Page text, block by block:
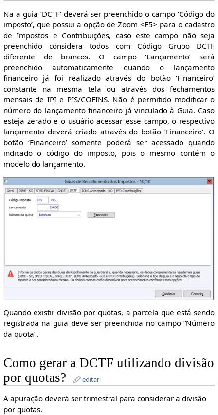
Na a guia ‘DCTF’ deverá ser preenchido o campo ‘Código do
imposto’, que possui a opção de Zoom <F5> para o cadastro
de Impostos e Contribuições, caso este campo não seja
preenchido considera todos com Código Grupo DCTF
diferente de brancos. O campo ‘Lançamento’ será
preenchido automaticamente quando o lançamento
financeiro já foi realizado através do botão ‘Financeiro’
constante na mesma tela ou através dos fechamentos
mensais de IPI e PIS/COFINS. Não é permitido modificar o
número do lançamento financeiro já vinculado à Guia. Caso
esteja zerado e o usuário acessar esse campo, o respectivo
lançamento deverá criado através do botão ‘Financeiro’. O
botão ‘Financeiro’ somente poderá ser acessado quando
indicado o código do imposto, pois o mesmo contém o
modelo do lançamento.
Quando existir divisão por quotas, a parcela que está sendo
registrada na guia deve ser preenchida no campo “Número
da quota”.
Como gerar a DCTF utilizando divisão
por quotas?
editar
A apuração deverá ser trimestral para considerar a divisão
por quotas.